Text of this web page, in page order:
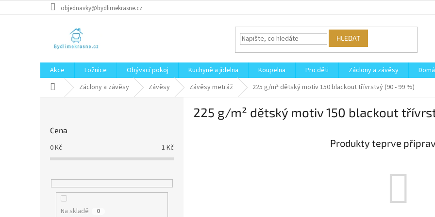
na
objednavky@bydlimekrasne.cz
HLEDAT
Akce Ložnice Obývací pokoj Kuchyně a jídelna Koupelna Pro děti Záclony a závěsy
Domů Záclony a závěsy Závěsy Závěsy metráž 225 g/m² dětský motiv 150 blackout třívrstvý (90 - 99 %)
Cena
0Kč 1 Kč
Na skladě 0
225 g/m² dětský motiv 150 blackout
Produkty teprve